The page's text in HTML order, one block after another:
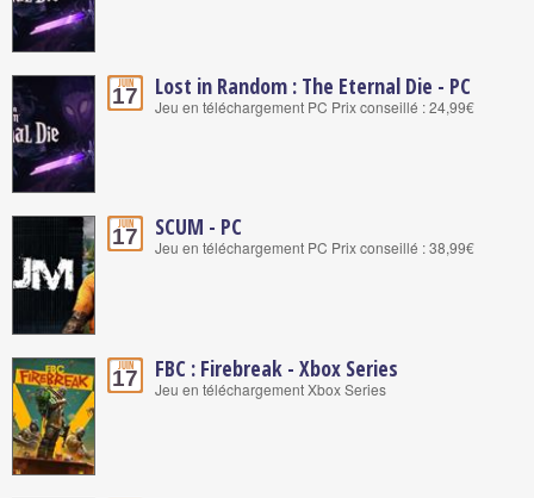
Juin
17 Lost in Random : The Eternal Die - PC
Jeu en téléchargement PC Prix conseillé : 24,99€
Juin
17 SCUM - PC
Jeu en téléchargement PC Prix conseillé : 38,99€
Juin
17 FBC : Firebreak - Xbox Series
Jeu en téléchargement Xbox Series